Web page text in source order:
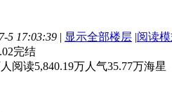
5 17:03:39 | 显示全部楼层 |阅读
完结
阅读5,840.19万人气35.77万海星